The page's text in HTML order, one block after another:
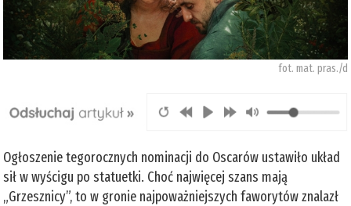
fot. mat. pras./d
Ogłoszenie tegorocznych nominacji do Oscarów ustawiło układ
sił w wyścigu po statuetki. Choć najwięcej szans mają
„Grzesznicy”, to w gronie najpoważniejszych faworytów znalazł